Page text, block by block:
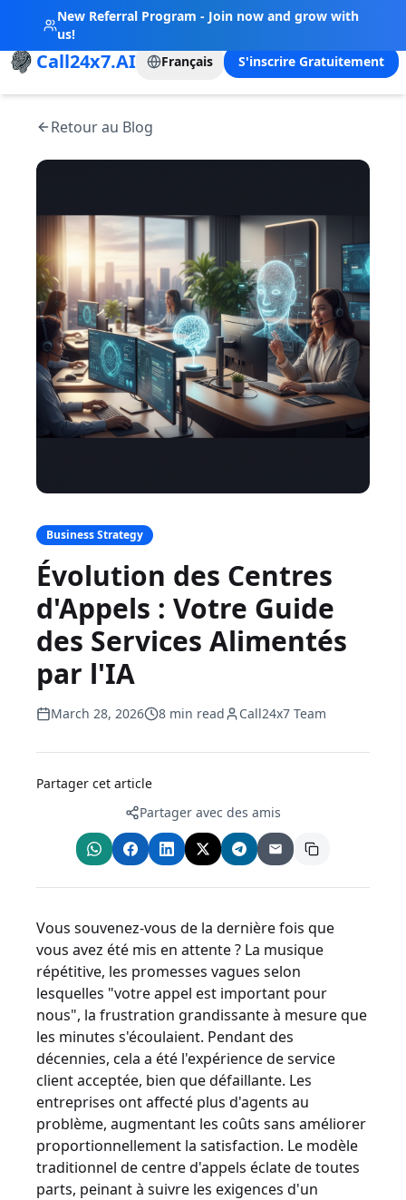
New Referral Program - Join now and grow with
us!
Call24x7.AI Français S'inscrire Gratuitement
Retour au Blog
Business Strategy
Évolution des Centres
d'Appels : Votre Guide
des Services Alimentés
par l'IA
March 28, 2026 8 min read Call24x7 Team
Partager cet article
Partager avec des amis
Vous souvenez-vous de la dernière fois que
vous avez été mis en attente ? La musique
répétitive, les promesses vagues selon
lesquelles "votre appel est important pour
nous", la frustration grandissante à mesure que
les minutes s'écoulaient. Pendant des
décennies, cela a été l'expérience de service
client acceptée, bien que défaillante. Les
entreprises ont affecté plus d'agents au
problème, augmentant les coûts sans améliorer
proportionnellement la satisfaction. Le modèle
traditionnel de centre d'appels éclate de toutes
parts, peinant à suivre les exigences d'un